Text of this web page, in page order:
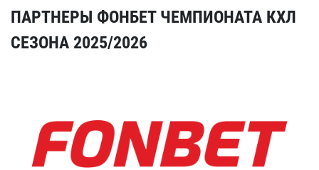
ПАРТНЕРЫ ФОНБЕТ ЧЕМПИОНАТА КХЛ
СЕЗОНА 2025/2026